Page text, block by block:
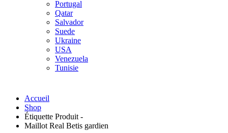
Portugal
Qatar
Salvador
Suede
Ukraine
USA
Venezuela
Tunisie
Accueil
Shop
Étiquette Produit -
Maillot Real Betis gardien